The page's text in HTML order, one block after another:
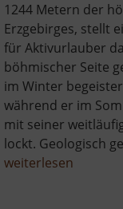
1244 Metern der
Erzgebirges, stellt
für Aktivurlauber
böhmischer Seite
im Winter
während er im
mit seiner
lockt. Geologisch
weiterlesenüber